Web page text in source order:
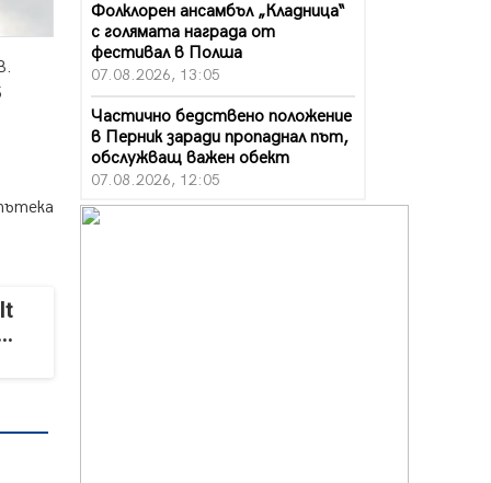
Фолклорен ансамбъл „Кладница“
с голямата награда от
фестивал в Полша
07.08.2026, 13:05
Частично бедствено положение
в Перник заради пропаднал път,
обслужващ важен обект
07.08.2026, 12:05
Да отговорим на жегите с филм